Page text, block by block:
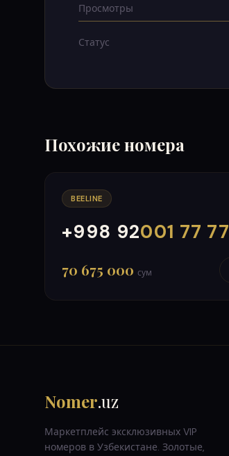
Просмотры
Статус
Похожие номера
BEELINE
+998 92001 77 77
000
999
70 675 000 сум
Nomer.uz
Маркетплейс эксклюзивных VIP
номеров в Узбекистане. Золотые,